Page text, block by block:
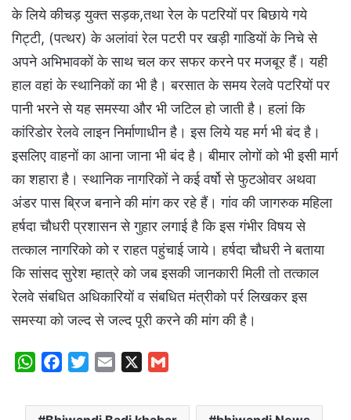
के लिये कीचड़ युक्त सड़क,तथा रेल के पटरियों पर बिछाये गये
गिट्टी, (पत्थर) के अलांवां रेल पटरी पर खड़ी गाडियों के निचे से
अपने अभिभावकों के साथ चल कर सफर करने पर मजबूर हैं। यही
हाल वहां के स्थानिकों का भी है। बरसात के समय रेलवे पटरियों पर
पानी भरने से यह समस्या और भी जटिल हो जाती है। हलां कि
कांरिडोर रेलवे लाइन निर्माणाधीन है। इस लिये यह मर्ग भी बंद है।
इसलिए वाहनों का आना जाना भी बंद है। बीमार लोगों को भी इसी मार्ग
का शहारा है। स्थानिक नागरिकों ने कई वर्षो से फुटओवर अथवा
अंडर पास ब्रिज बनाने की मांग कर रहे हैं। गांव की जागरुक महिला
हर्षदा चौधरी प्रशासन से गुहार लगाई है कि इस गंभीर विषय से
तत्काल नागरिको को र राहत पहुंचाई जाये। हर्षदा चौधरी ने बताया
कि सांसद सुरेश म्हात्रे को जब इसकी जानकारी मिली तो तत्काल
रेलवे संबधित अधिकारियों व संबधित मंत्रीको पर्र लिखकर इस
समस्या को जल्द से जल्द पूरी करने की मांग की है।
W
a
c
i
a
a